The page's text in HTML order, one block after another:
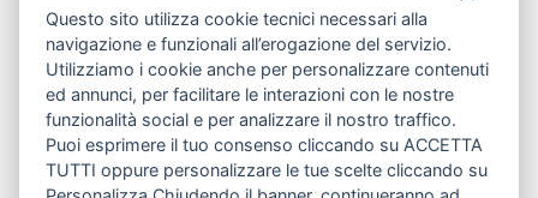
tel081.7515380
emailinfo@edicomm.it
Assistenza Clienti
Questo sito utilizza cookie tecnici necessari alla
navigazione e funzionali all’erogazione del servizio.
Utilizziamo i cookie anche per personalizzare contenuti
ed annunci, per facilitare le interazioni con le nostre
funzionalità social e per analizzare il nostro traffico.
Puoi esprimere il tuo consenso cliccando su ACCETTA
TUTTI oppure personalizzare le tue scelte cliccando su